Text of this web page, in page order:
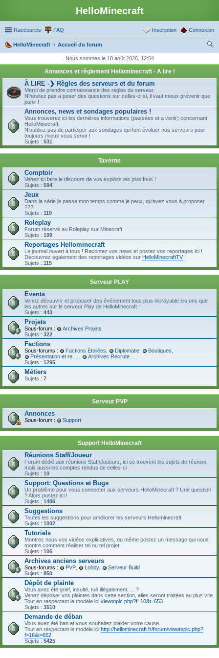
HelloMinecraft
Raccourcis FAQ Connexion
Inscription
HelloMinecraft
Accueil du forum
ch
Nous sommes le 10 août 2026, 12:54
Annonces et règlement Hellominecraft - A lire !
À LIRE -❯ Règles des serveurs et du forum
Merci de prendre connaissance des règles du serveur.
N'hésitez pas a poser des questions sur celles-ci si, il vaut mieux prévenir que
punir !
Annonces, news et sondages populaires !
Vous trouverez ici les dernières informations (passées et a venir) concernant
HelloMinecraft.
N'oubliez pas de participer aux sondages qui font évoluer nos serveurs pour
toujours mieux vous servir !
Sujets : 531
Taverne
Comptoir
Venez ici faire le discours de vos exploits les plus fous !
Sujets : 594
Jeux
Dans la série je passe mon temps comme je peux, qu'avez vous à proposer
???
Sujets : 119
Roleplay
Forum réservé au Roleplay sur Minecraft
Sujets : 199
Reportages Hellominecraft
Le journal ouvert à tous ! Racontez vos news et postez vos reportages ici !
Découvrez également des reportages vidéos sur HelloMinecraftTV!
Sujets : 115
Serveur PLAY
Events
Venez découvrir et proposer des événement tous plus incroyable les uns que
les autres sur le serveur Play de HelloMinecraft !
Sujets : 443
Projets
Sous-forum :
Archives Projets
Sujets : 322
Factions
Sous-forums : Factions Étoilées Diplomatie Boutiques
Sujets : 1295
Métiers
Sujets : 7
Serveur PVP
Annonces
Sous-forum : Support
Support HelloMinecraft
Réunions Staff/Joueur
Forum dédié aux réunions Staff/Joueurs, ici se trouvent les sujets de réunion,
mais aussi les comptes rendus de celles-ci
Sujets : 10
Support: Questions et Bugs
Un problème pour vous connecter aux serveurs HelloMinecraft ? Une question
? Alors postez ici !
Sujets : 1486
Suggestions
Toutes les suggestions pour améliorer les serveurs Hellominecraft
Sujets : 1002
Tutoriels
Montrez nous vos vidéos explicatives, ou même postez un message qui nous
montre comment réaliser tel ou tel projet.
Sujets : 106
Archives anciens serveurs
Sous-forums : PVP Lobby
Serveur Build
Sujets : 850
Dépôt de plainte
Vous avez été grief, insulté, tué illégalement, ... ?
Venez déposer vos plaintes dans cette section, elles seront traitées au plus vite.
Tout en respectant le modèle ici viewtopic.php?f=10&t=653
Sujets : 3510
Demande de déban
Vous avez été ban et vous souhaitez plaider votre cause.
Tout en respectant le modèle ici http://hellominecraft.fr/forum/viewtopic.php?
f=16&t=652
Sujets : 5425